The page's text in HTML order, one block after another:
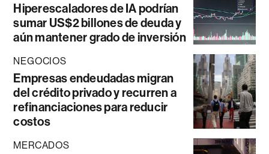
Hiperescaladores de IA podrían
sumar US$2 billones de deuda y
aún mantener grado de inversión
NEGOCIOS
Empresas endeudadas migran
del crédito privado y recurren a
refinanciaciones para reducir
costos
MERCADOS